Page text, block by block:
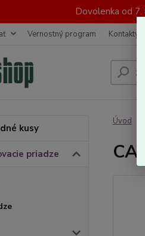
Dovolenka od 7.
Vernostný program Kontakty
kusy
priadze
Úvod